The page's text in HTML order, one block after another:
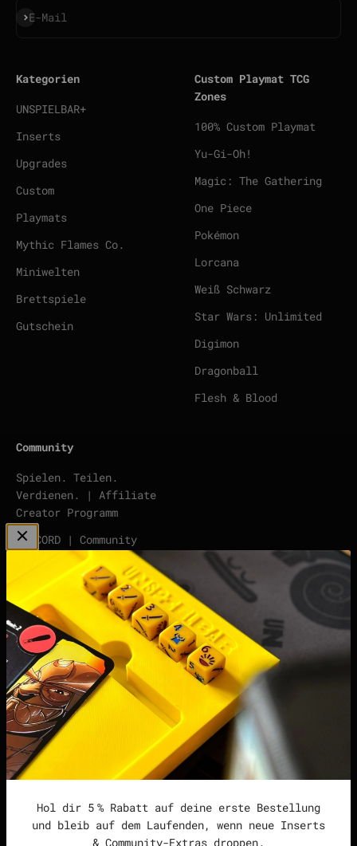
Hol dir 5 % Rabatt auf deine erste Bestellung
und bleib auf dem Laufenden, wenn neue Inserts
& Community-Extras droppen.
E-Mail
Abonnieren
Kategorien
UNSPIELBAR+
Inserts
Upgrades
Custom
Playmats
Mythic Flames Co.
Miniwelten
Brettspiele
Gutschein
Custom Playmat TCG
Zones
100% Custom Playmat
Yu-Gi-Oh!
Magic: The Gathering
One Piece
Pokémon
Lorcana
Weiß Schwarz
Star Wars: Unlimited
Digimon
Dragonball
Flesh & Blood
Community
Spielen. Teilen.
Verdienen. | Affiliate
Creator Programm
DISCORD | Community
points | Score Tracker
Podcast
Impressum
Datenschutzerklärung
Widerrufsrecht &
Widerrufsformular
Allgemeine
Geschäftsbedingungen